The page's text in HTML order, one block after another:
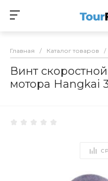
Главная / Каталог товаров /
Винт
мотора Hangkai